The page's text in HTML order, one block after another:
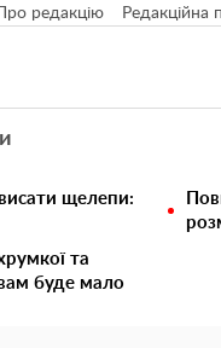
Про редакцію Редакційна
щелепи:
та
буде мало